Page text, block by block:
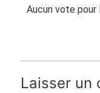
Aucun vote
Laisser un